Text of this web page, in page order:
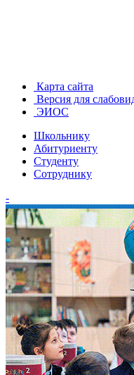
Карта сайта
Версия для
ЭИОС
Школьнику
Абитуриенту
Студенту
Сотруднику
-